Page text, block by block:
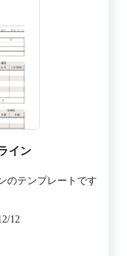
イン
のテンプレートです
12